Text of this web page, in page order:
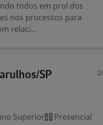
todos em prol dos
nos processos para
relaci...
SP
Superior
Presencial